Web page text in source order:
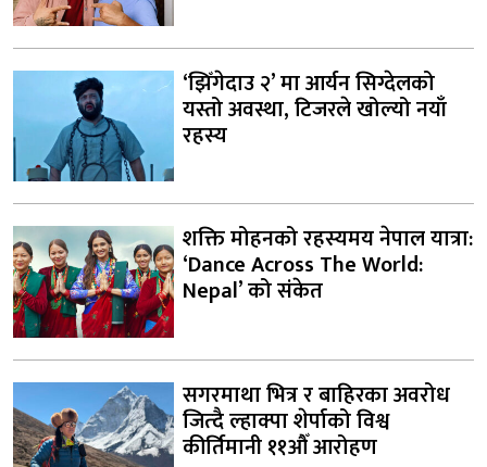
‘झिँगेदाउ २’ मा आर्यन सिग्देलको
यस्तो अवस्था, टिजरले खोल्यो नयाँ
रहस्य
शक्ति मोहनको रहस्यमय नेपाल यात्रा:
‘Dance Across The World:
Nepal’ को संकेत
सगरमाथा भित्र र बाहिरका अवरोध
जित्दै ल्हाक्पा शेर्पाको विश्व
कीर्तिमानी ११औँ आरोहण